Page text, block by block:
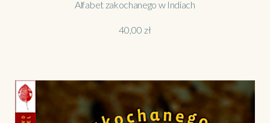
Alfabet zakochanego w Indiach
40,00 zł